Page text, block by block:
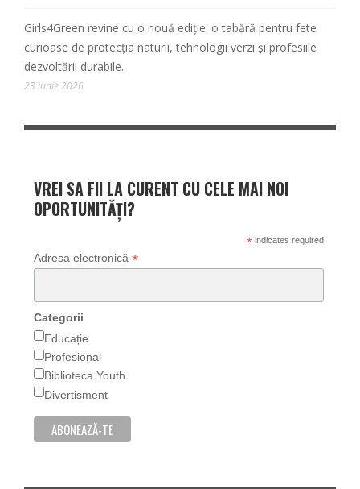
Girls4Green revine cu o nouă ediție: o tabără pentru fete
curioase de protecția naturii, tehnologii verzi și profesiile
dezvoltării durabile.
23 iunie 2026
VREI SA FII LA CURENT CU CELE MAI NOI
OPORTUNITĂȚI?
*indicates required
Adresa electronică *
Categorii
Educație
Profesional
Biblioteca Youth
Divertisment